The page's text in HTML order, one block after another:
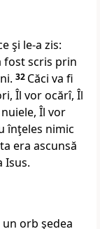
şi le-a zis:
fost scris prin
32 Căci va fi
Îl vor ocărî, Îl
Îl vor
înţeles nimic
era ascunsă
Isus.
orb şedea